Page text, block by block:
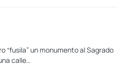
“fusila” un monumento al Sagrado
calle…